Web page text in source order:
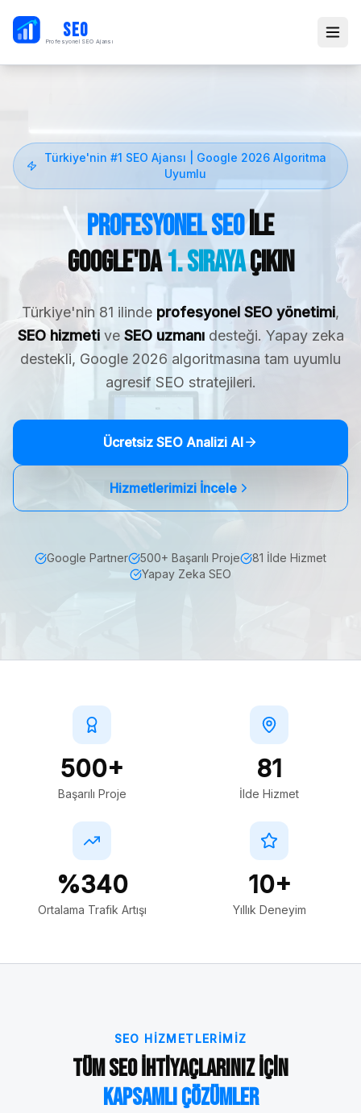
SEO
Profesyonel SEO Ajansı
Türkiye'nin #1 SEO Ajansı | Google 2026 Algoritma
Uyumlu
Profesyonel SEOile
Google'da1. SırayaÇıkın
Türkiye'nin 81 ilinde profesyonel SEO yönetimi,
SEO hizmetive SEO uzmanıdesteği. Yapay zeka
destekli, Google 2026 algoritmasına tam uyumlu
agresif SEO stratejileri.
Ücretsiz SEO Analizi Al
Hizmetlerimizi İncele
Google Partner 500+ Başarılı Proje
81 İlde Hizmet
Yapay Zeka SEO
500+
Başarılı Proje
81
İlde Hizmet
%340
Ortalama Trafik Artışı
10+
Yıllık Deneyim
SEO HIZMETLERIMIZ
Tüm SEO İhtiyaçlarınız İçin
Kapsamlı Çözümler